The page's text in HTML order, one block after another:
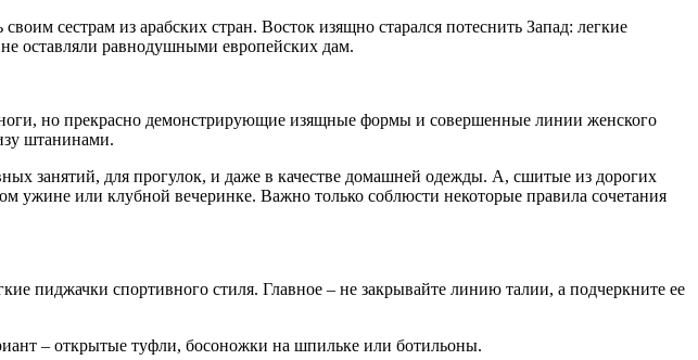
сестрам из арабских стран. Восток изящно старался потеснить Запад: легкие
оставляли равнодушными европейских дам.
но прекрасно демонстрирующие изящные формы и совершенные линии женского
штанинами.
занятий, для прогулок, и даже в качестве домашней одежды. А, сшитые из дорогих
ужине или клубной вечеринке. Важно только соблюсти некоторые правила сочетания
пиджачки спортивного стиля. Главное – не закрывайте линию талии, а подчеркните ее
– открытые туфли, босоножки на шпильке или ботильоны.